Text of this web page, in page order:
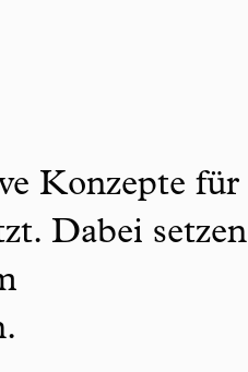
Konzepte für
Dabei setzen